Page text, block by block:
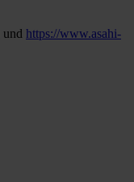
und https://www.asahi-